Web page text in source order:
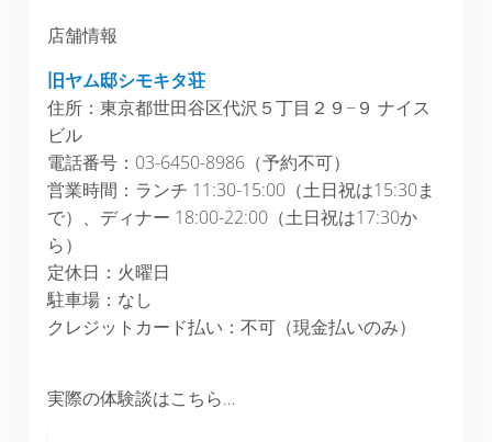
店舗情報
旧ヤム邸シモキタ荘
住所：東京都世田谷区代沢５丁目２９−９ ナイス
ビル
電話番号：03-6450-8986（予約不可）
営業時間：ランチ 11:30-15:00（土日祝は15:30ま
で）、ディナー 18:00-22:00（土日祝は17:30か
ら）
定休日：火曜日
駐車場：なし
クレジットカード払い：不可（現金払いのみ）
実際の体験談はこちら…